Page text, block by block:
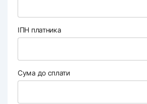
ІПН платника
Сума до сплати